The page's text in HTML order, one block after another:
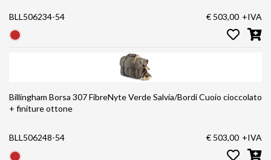
BLL506234-54 € 503,00 +IVA
Billingham Borsa 307 FibreNyte Verde Salvia/Bordi Cuoio cioccolato
+ finiture ottone
BLL506248-54 € 503,00 +IVA